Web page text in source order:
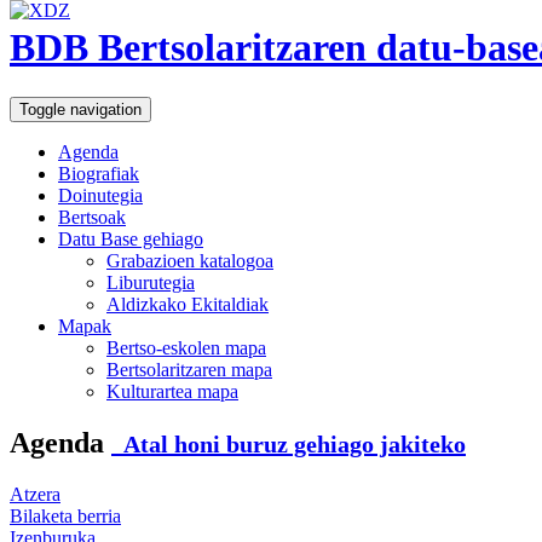
BDB Bertsolaritzaren datu-
Toggle navigation
Agenda
Biografiak
Doinutegia
Bertsoak
Datu Base gehiago
Grabazioen katalogoa
Liburutegia
Aldizkako Ekitaldiak
Mapak
Bertso-eskolen mapa
Bertsolaritzaren mapa
Kulturartea mapa
Agenda Atal honi buruz gehiago jakiteko
Atzera
Bilaketa berria
Izenburuka